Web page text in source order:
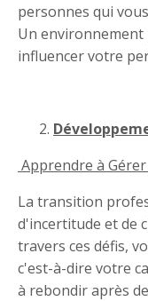
personnes qui
Un
influencer votre
Apprendre à
La transition
d'incertitude et de
travers ces défis,
c'est-à-dire votre
à rebondir après